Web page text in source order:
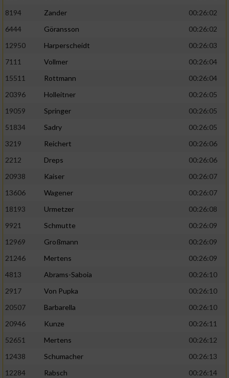
8194
Zander
00:26:02
6444
Göransson
00:26:02
12950
Harperscheidt
00:26:03
7111
Vollmer
00:26:04
15511
Rottmann
00:26:04
20396
Holleitner
00:26:05
19059
Springer
00:26:05
51834
Sadry
00:26:05
3219
Reichert
00:26:06
2212
Dreps
00:26:06
20938
Kaiser
00:26:07
13606
Wagener
00:26:07
18193
Urmetzer
00:26:08
9921
Schmutte
00:26:09
12969
Großmann
00:26:09
21246
Mertens
00:26:09
4813
Abrams-Saboia
00:26:10
2917
Von Pupka
00:26:10
20507
Barbarella
00:26:10
20946
Kunze
00:26:11
52651
Mertens
00:26:12
12438
Schumacher
00:26:13
12284
Rabsch
00:26:14